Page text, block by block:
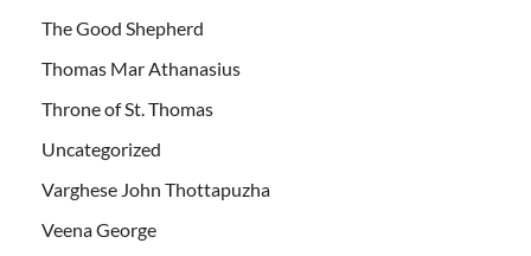
The Good Shepherd
Thomas Mar Athanasius
Throne of St. Thomas
Uncategorized
Varghese John Thottapuzha
Veena George